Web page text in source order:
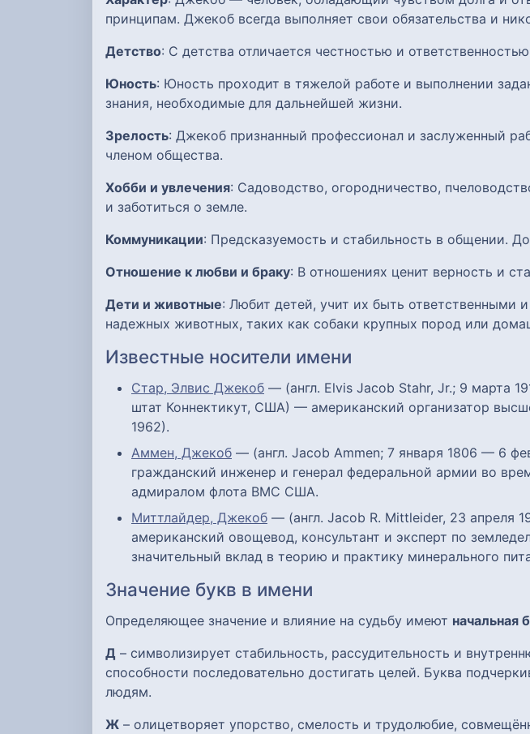
принципам. Джекоб всегда выполняет свои обязательства и
Детство: С детства отличается честностью и
Юность: Юность проходит в тяжелой работе и выполнении
знания, необходимые для дальнейшей жизни.
Зрелость: Джекоб признанный профессионал и заслуженный
членом общества.
Хобби и увлечения: Садоводство, огородничество,
и заботиться о земле.
Коммуникации: Предсказуемость и стабильность в общении.
Отношение к любви и браку: В отношениях ценит верность и
Дети и животные: Любит детей, учит их быть ответственными
надежных животных, таких как собаки крупных пород или
Известные носители имени
Стар, Элвис Джекоб — (англ. Elvis Jacob Stahr, Jr.; 9 марта
штат Коннектикут, США) — американский организатор
1962).
Аммен, Джекоб — (англ. Jacob Ammen; 7 января 1806 — 6
гражданский инженер и генерал федеральной армии во
адмиралом флота ВМС США.
Миттлайдер, Джекоб — (англ. Jacob R. Mittleider, 23
американский овощевод, консультант и эксперт по
значительный вклад в теорию и практику минерального
Значение букв в имени
Определяющее значение и влияние на судьбу имеют начальная
Д – символизирует стабильность, рассудительность и
способности последовательно достигать целей. Буква
людям.
Ж – олицетворяет упорство, смелость и трудолюбие,